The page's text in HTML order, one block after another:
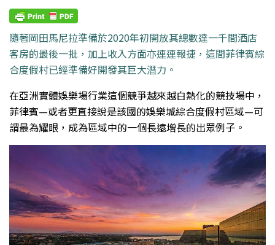
隨著岡田馬尼拉準備於2020年初開放其總數達一千間酒店
客房的最後一批，加上收入方面亦連連報捷，這間菲律賓綜
合度假村已經準備好開發其巨大潛力。
在亞洲實體娛樂場行業這個競爭越來越白熱化的競技場中，
菲律賓—或者更直接說是該國的娛樂城綜合度假村區域—可
謂最為耀眼，成為區域中的一個長遠增長的出眾例子。